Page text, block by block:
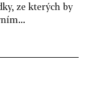
ze kterých by